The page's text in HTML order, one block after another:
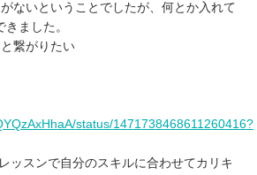
ないということでしたが、何とか入れて
ました。
繋がりたい
status/1471738468611260416?
ッスンで自分のスキルに合わせてカリキ